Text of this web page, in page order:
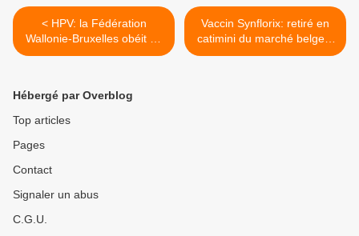
< HPV: la Fédération
Wallonie-Bruxelles obéit en
fait à Jean Stéphenne et à
Vaccin Synflorix: retiré en
catimini du marché belge...
pourquoi? >
Hébergé par Overblog
Top articles
Pages
Contact
Signaler un abus
C.G.U.